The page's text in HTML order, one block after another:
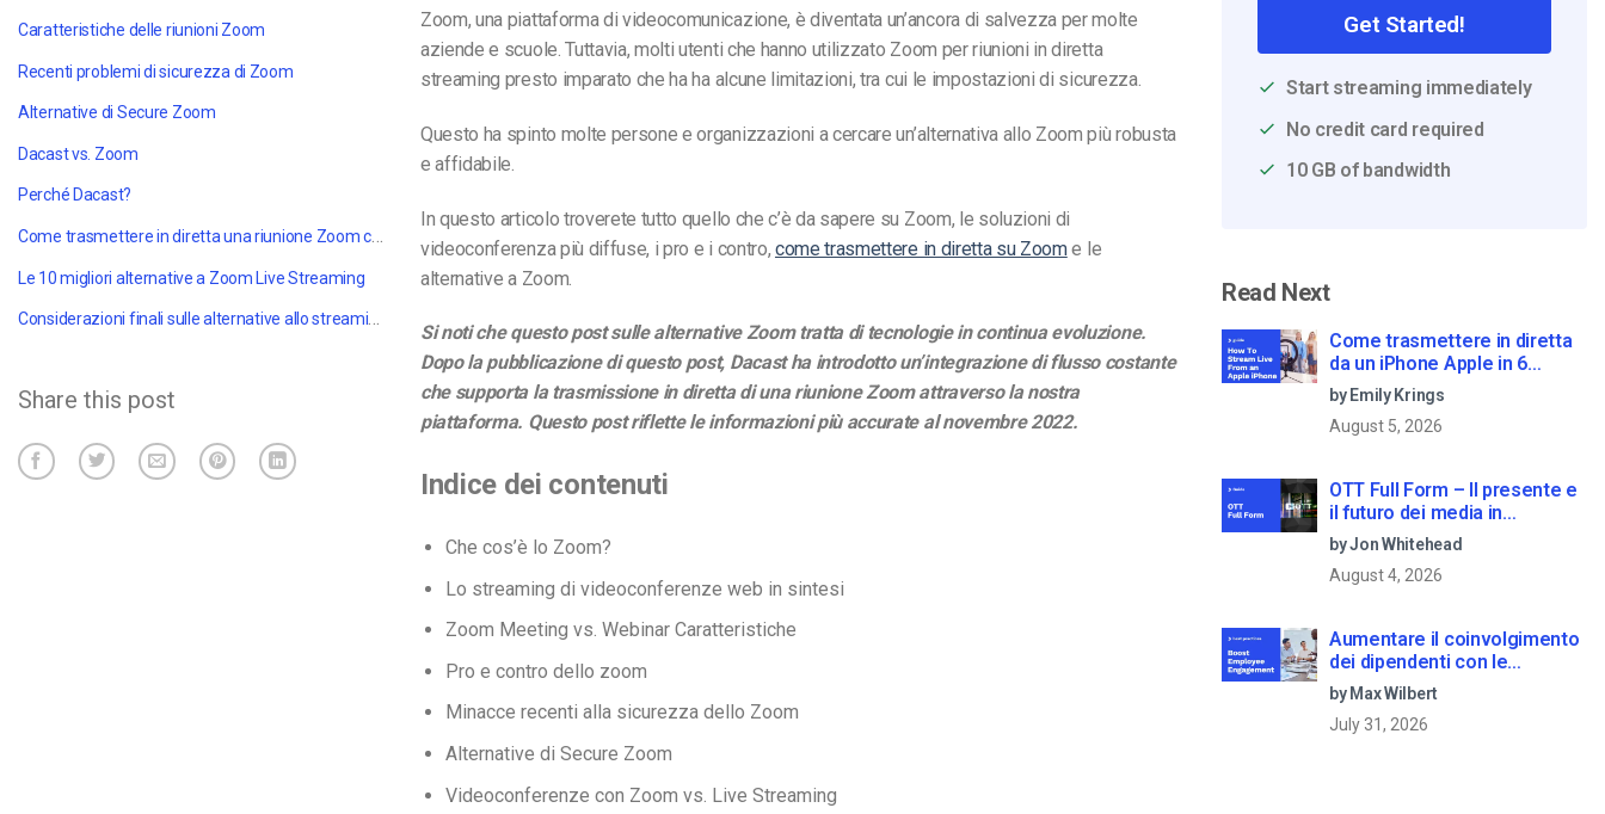
Caratteristiche delle riunioni Zoom
Recenti problemi di sicurezza di Zoom
Alternative di Secure Zoom
Dacast vs. Zoom
Perché Dacast?
Come trasmettere in diretta una riunione Zoom con Dacast
Le 10 migliori alternative a Zoom Live Streaming
Considerazioni finali sulle alternative allo streaming live di Zoom
Share this post
Zoom, una piattaforma di videocomunicazione, è diventata un’ancora di salvezza per molte
aziende e scuole. Tuttavia, molti utenti che hanno utilizzato Zoom perriunioni in diretta
streaming presto imparato chehaha alcune limitazioni, tra cui le impostazioni di sicurezza.
Questo ha spinto molte persone e organizzazioni a cercare un’alternativa allo Zoom più robusta
e affidabile.
In questo articolo troverete tutto quello che c’è da sapere su Zoom, le soluzioni di
videoconferenza più diffuse, i pro e i contro, come trasmettere in diretta su Zoome le
alternative a Zoom.
Si noti che questo post sulle alternative Zoom tratta di tecnologie in continua evoluzione.
Dopo la pubblicazione di questo post, Dacast ha introdotto un’integrazione di flusso costante
che supporta la trasmissione in diretta di una riunione Zoom attraverso la nostra
piattaforma. Questo post riflette le informazioni più accurate al novembre 2022.
Indice dei contenuti
Che cos’è lo Zoom?
Lo streaming di videoconferenze web in sintesi
Zoom Meeting vs. Webinar Caratteristiche
Pro e contro dello zoom
Minacce recenti alla sicurezza dello Zoom
Alternative di Secure Zoom
Videoconferenze con Zoom vs. Live Streaming
Get Started!
Start streaming immediately
No credit card required
10 GB of bandwidth
Read Next
Come trasmettere in diretta
da un iPhone Apple in 6
semplici passi
by Emily Krings
August 5, 2026
OTT Full Form – Il presente e
il futuro dei media in
streaming
by Jon Whitehead
August 4, 2026
Aumentare il coinvolgimento
dei dipendenti con le
comunicazioni aziendali in
live streaming
by Max Wilbert
July 31, 2026